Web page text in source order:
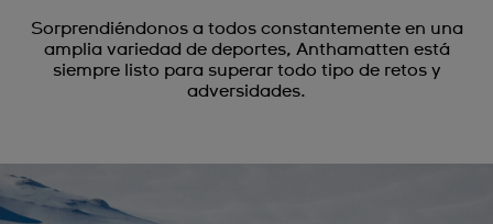
Sorprendiéndonos a todos constantemente en una
amplia variedad de deportes, Anthamatten está
siempre listo para superar todo tipo de retos y
adversidades.